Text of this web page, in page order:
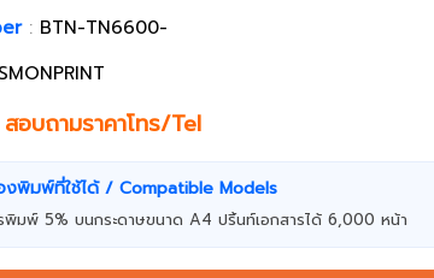
: BTN-TN6600-
อบถามราคาโทร/Tel
งพิมพ์ที่ใช้ได้ / Compatible Models
มพ์ 5% บนกระดาษขนาด A4 ปริ้นท์เอกสารได้ 6,000 หน้า